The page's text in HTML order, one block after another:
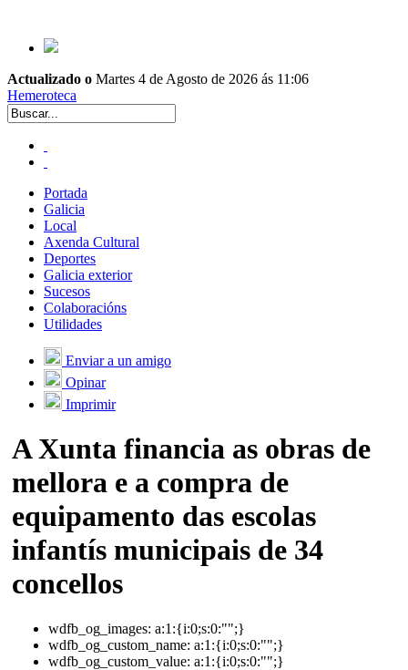
Actualizado o Martes 4 de Agosto de 2026 ás 11:06
Hemeroteca
Portada
Galicia
Local
Axenda Cultural
Deportes
Galicia exterior
Sucesos
Colaboracións
Utilidades
Enviar a un amigo
Opinar
Imprimir
A Xunta financia as obras de
mellora e a compra de
equipamento das escolas
infantís municipais de 34
concellos
wdfb_og_images: a:1:{i:0;s:0:"";}
wdfb_og_custom_name: a:1:{i:0;s:0:"";}
wdfb_og_custom_value: a:1:{i:0;s:0:"";}